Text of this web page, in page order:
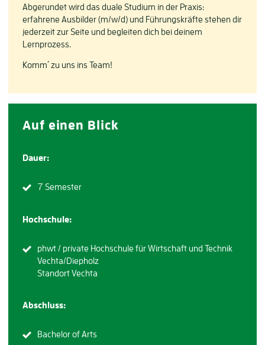
Abgerundet wird das duale Studium in der Praxis:
erfahrene Ausbilder (m/w/d) und Führungskräfte stehen dir
jederzeit zur Seite und begleiten dich bei deinem
Lernprozess.
Komm´ zu uns ins Team!
Auf einen Blick
Dauer:
7 Semester
Hochschule:
phwt / private Hochschule für Wirtschaft und Technik
Vechta/Diepholz
Standort Vechta
Abschluss:
Bachelor of Arts